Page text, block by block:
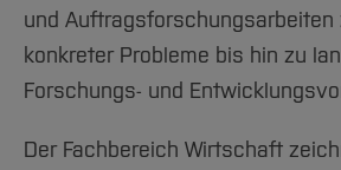
und Auftragsforschungsarbeiten
konkreter Probleme bis hin zu
Forschungs- und
Der Fachbereich Wirtschaft